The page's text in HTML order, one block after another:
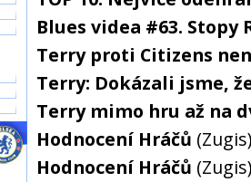
Blues videa #63. Stopy
Terry proti Citizens
Terry: Dokázali jsme,
Terry mimo hru až na
Hodnocení Hráčů (Zugis)
Hodnocení Hráčů (Zugis)